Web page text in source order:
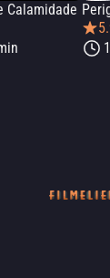
Calamidade